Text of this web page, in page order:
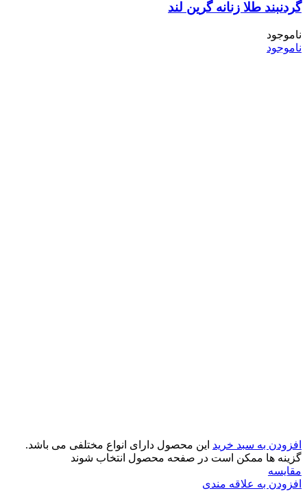
گردنبند طلا زنانه گرین لند
ناموجود
ناموجود
افزودن به سبد خرید این محصول دارای انواع مختلفی می باشد.
گزینه ها ممکن است در صفحه محصول انتخاب شوند
مقایسه
افزودن به علاقه مندی